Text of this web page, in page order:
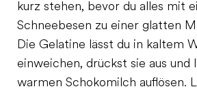
kurz stehen, bevor du alles mit
Schneebesen zu einer glatten
Die Gelatine lässt du in kaltem
einweichen, drückst sie aus und
warmen Schokomilch auflösen.